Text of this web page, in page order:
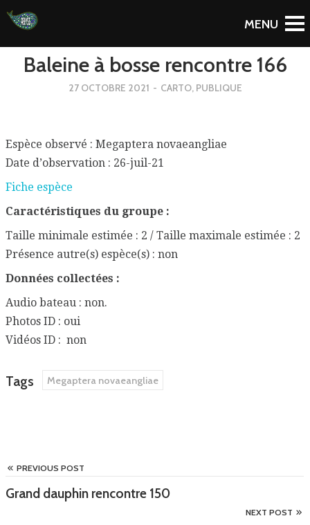
To Blog
Baleine à bosse rencontre 166
27 OCTOBRE 2021 - CARTO, PUBLIQUE
Espèce observé : Megaptera novaeangliae
Date d’observation : 26-juil-21
Fiche espèce
Caractéristiques du groupe :
Taille minimale estimée : 2 / Taille maximale estimée : 2
Présence autre(s) espèce(s) : non
Données collectées :
Audio bateau : non.
Photos ID : oui
Vidéos ID : non
Tags Megaptera novaeangliae
PREVIOUS POST
Grand dauphin rencontre 150
NEXT POST